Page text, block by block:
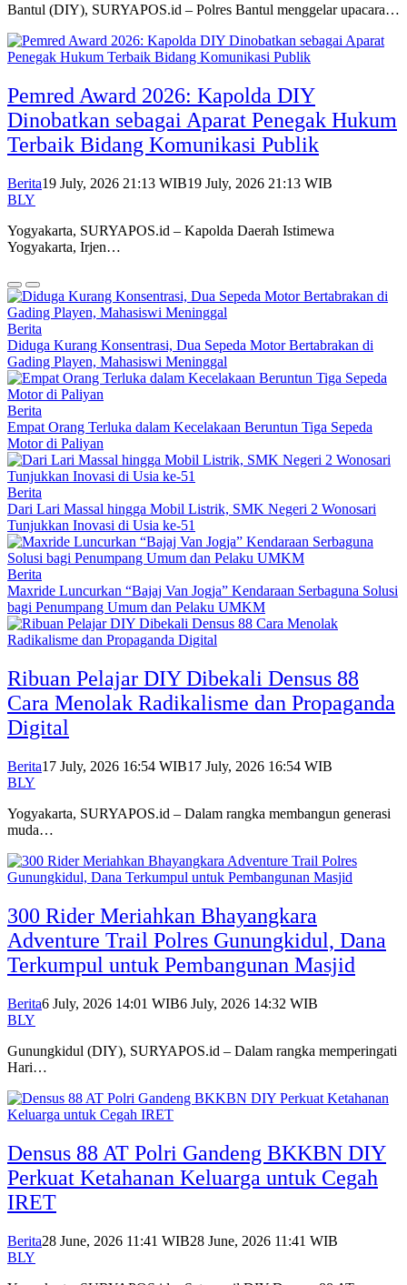
Bantul (DIY), SURYAPOS.id – Polres Bantul menggelar upacara…
Pemred Award 2026: Kapolda DIY
Dinobatkan sebagai Aparat Penegak Hukum
Terbaik Bidang Komunikasi Publik
Berita19 July, 2026 21:13 WIB19 July, 2026 21:13 WIB
BLY
Yogyakarta, SURYAPOS.id – Kapolda Daerah Istimewa
Yogyakarta, Irjen…
Berita
Diduga Kurang Konsentrasi, Dua Sepeda Motor Bertabrakan di
Gading Playen, Mahasiswi Meninggal
Berita
Empat Orang Terluka dalam Kecelakaan Beruntun Tiga Sepeda
Motor di Paliyan
Berita
Dari Lari Massal hingga Mobil Listrik, SMK Negeri 2 Wonosari
Tunjukkan Inovasi di Usia ke-51
Berita
Maxride Luncurkan “Bajaj Van Jogja” Kendaraan Serbaguna Solusi
bagi Penumpang Umum dan Pelaku UMKM
Ribuan Pelajar DIY Dibekali Densus 88
Cara Menolak Radikalisme dan Propaganda
Digital
Berita17 July, 2026 16:54 WIB17 July, 2026 16:54 WIB
BLY
Yogyakarta, SURYAPOS.id – Dalam rangka membangun generasi
muda…
300 Rider Meriahkan Bhayangkara
Adventure Trail Polres Gunungkidul, Dana
Terkumpul untuk Pembangunan Masjid
Berita6 July, 2026 14:01 WIB6 July, 2026 14:32 WIB
BLY
Gunungkidul (DIY), SURYAPOS.id – Dalam rangka memperingati
Hari…
Densus 88 AT Polri Gandeng BKKBN DIY
Perkuat Ketahanan Keluarga untuk Cegah
IRET
Berita28 June, 2026 11:41 WIB28 June, 2026 11:41 WIB
BLY